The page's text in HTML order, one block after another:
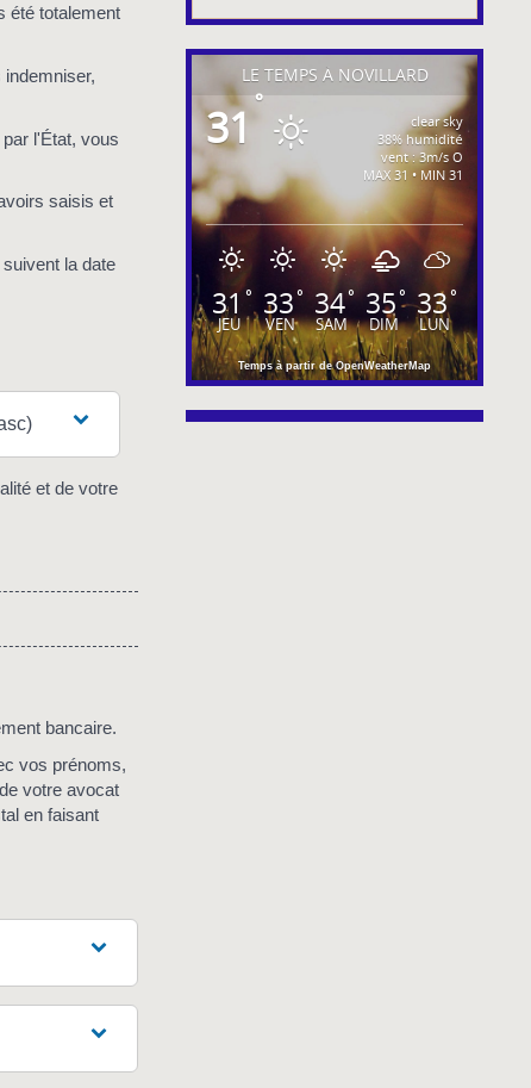
été totalement
l'État, vous
saisis et
la date
et de votre
bancaire.
vos prénoms,
votre avocat
en faisant
LE TEMPS À NOVILLARD
31°
clear sky
38% humidité
vent : 3m/s O
MAX 31 • MIN 31
31°
JEU
33°
VEN
34°
SAM
35°
DIM
33°
LUN
Temps à partir de OpenWeatherMap